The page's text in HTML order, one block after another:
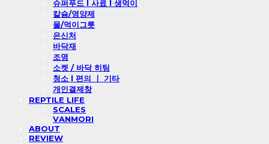
슈퍼푸드 l 사료 l 생먹이
칼슘/영양제
물/먹이그릇
은신처
바닥재
조명
소켓 / 바닥 히팅
청소 l 편의 ㅣ 기타
개인결제창
REPTILE LIFE
SCALES
VANMORI
ABOUT
REVIEW